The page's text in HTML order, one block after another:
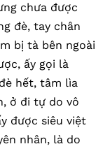
chưa được
đè, tay chân
bị tà bên ngoài
ấy gọi là
hết, tâm lìa
ở đi tự do vô
được siêu việt
nhân, là do